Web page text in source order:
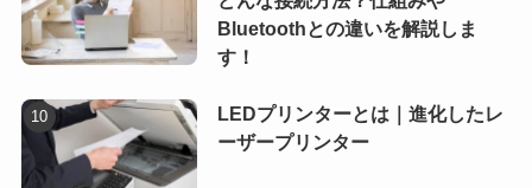
Bluetoothとの違いを解説しま
す！
LEDプリンターとは｜進化したレ
ーザープリンター